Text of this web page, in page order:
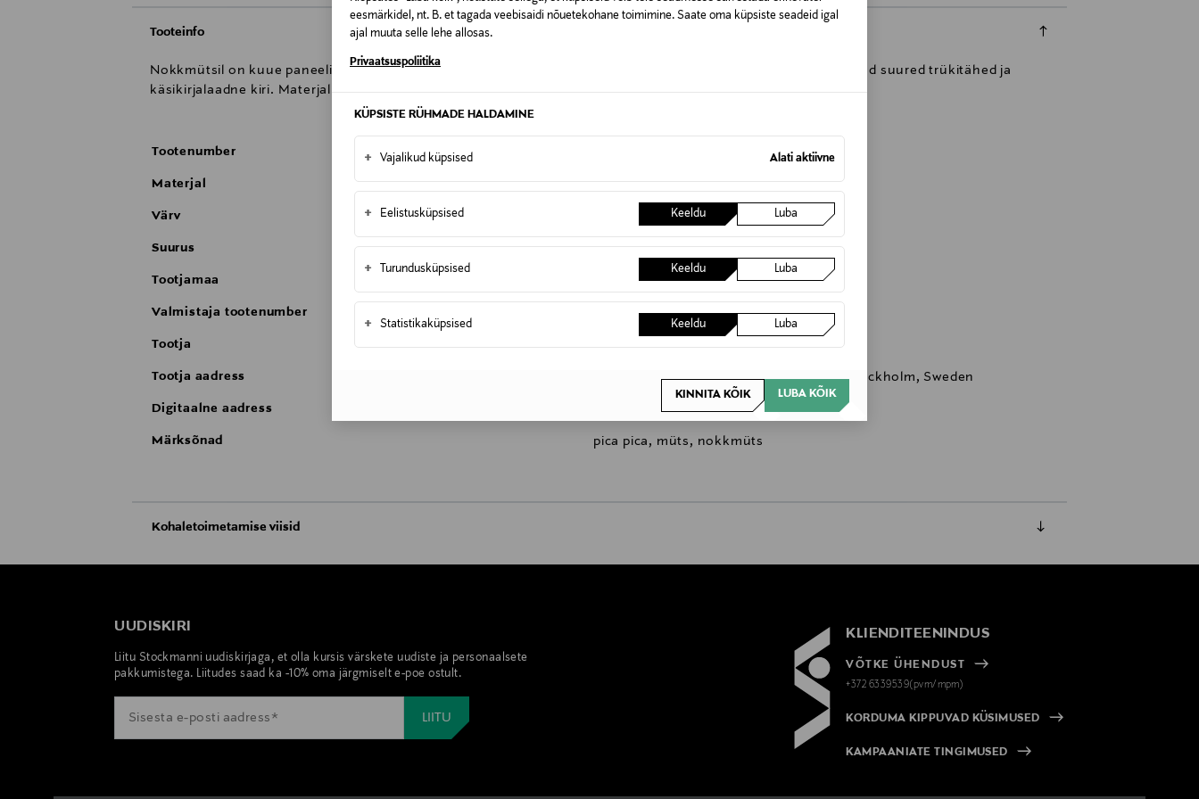
eesmärkidel, nt. B. et tagada veebisaidi nõuetekohane toimimine. Saate oma küpsiste seadeid igal
ajal muuta selle lehe allosas.
Privaatsuspoliitika
KÜPSISTE RÜHMADE HALDAMINE
+ Vajalikud küpsised Alati aktiivne
+ Eelistusküpsised Keeldu Luba
+ Turundusküpsised Keeldu Luba
+ Statistikaküpsised Keeldu Luba
KINNITA KÕIK LUBA KÕIK
Tooteinfo
Nokkmütsil on kuue paneeliga konstruktsioon ja kumer nokk. Esiküljel on tikitud tekst, milles on kombineeritud suured trükitähed ja
käsikirjalaadne kiri. Materjal on puuvill, mis on hingav ja naha vastas meeldiv. Tagaosa on reguleeritav.
Tootenumber
Materjal 100% puuvill
Värv
Suurus One size
Tootjamaa
Valmistaja tootenumber PP5120
Tootja Welcome AB
Tootja aadress Welcome AB, Östgötagatan 100, 11664, Stockholm, Sweden
Digitaalne aadress info@welcometowelcome.com
Märksõnad pica pica, müts, nokkmüts
Kohaletoimetamise viisid
UUDISKIRI
Liitu Stockmanni uudiskirjaga, et olla kursis värskete uudiste ja personaalsete
pakkumistega. Liitudes saad ka -10% oma järgmiselt e-poe ostult.
KLIENDITEENINDUS
VÕTKE ÜHENDUST
+372 6339539(pvm/mpm)
KORDUMA KIPPUVAD KÜSIMUSED
KAMPAANIATE TINGIMUSED